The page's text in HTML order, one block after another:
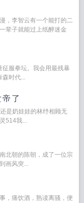
，李智云有一个能打的二
辈子就能过上纸醉迷金
征服拳坛。我会用最残暴
森时代...
了
是奶娃娃的林纾相顾无
514我...
北朝的陈朝，成了一位宗
画风突...
，痛饮酒，熟读离骚，便